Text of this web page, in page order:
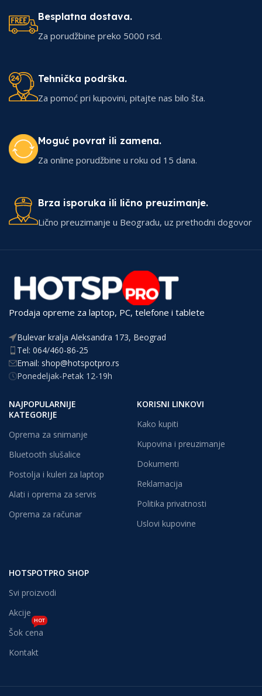
Besplatna dostava.
Za porudžbine preko 5000 rsd.
Tehnička podrška.
Za pomoć pri kupovini, pitajte nas bilo šta.
Moguć povrat ili zamena.
Za online porudžbine u roku od 15 dana.
Brza isporuka ili lično preuzimanje.
Lično preuzimanje u Beogradu, uz prethodni dogovor
Prodaja opreme za laptop, PC, telefone i tablete
Bulevar kralja Aleksandra 173, Beograd
Tel: 064/460-86-25
Email: shop@hotspotpro.rs
Ponedeljak-Petak 12-19h
NAJPOPULARNIJE
KATEGORIJE
Oprema za snimanje
Bluetooth slušalice
Postolja i kuleri za laptop
Alati i oprema za servis
Oprema za računar
KORISNI LINKOVI
Kako kupiti
Kupovina i preuzimanje
Dokumenti
Reklamacija
Politika privatnosti
Uslovi kupovine
HOTSPOTPRO SHOP
Svi proizvodi
Akcije
Šok cena
HOT
Kontakt